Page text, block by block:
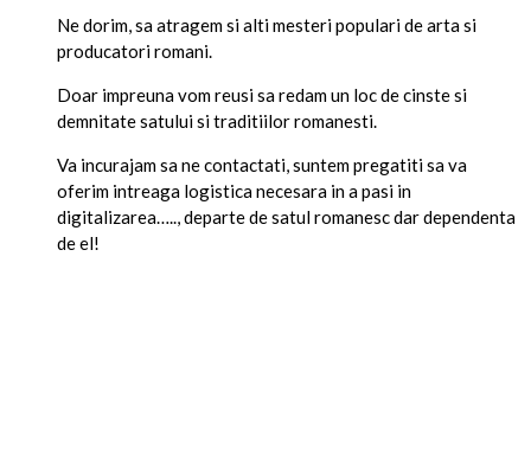
Ne dorim, sa atragem si alti mesteri populari de arta si
producatori romani.
Doar impreuna vom reusi sa redam un loc de cinste si
demnitate satului si traditiilor romanesti.
Va incurajam sa ne contactati, suntem pregatiti sa va
oferim intreaga logistica necesara in a pasi in
digitalizarea….., departe de satul romanesc dar dependenta
de el!